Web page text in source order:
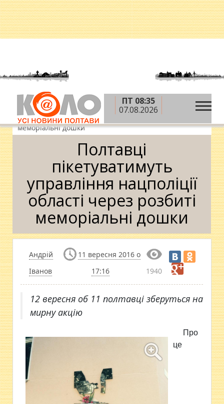
ПТ 08:35
07.08.2026
Головна » Новини »
Полтавці пікетуватимуть
управління нацполіції області через розбиті
меморіальні дошки
Полтавці
пікетуватимуть
управління нацполіції
області через розбиті
меморіальні дошки
Андрій
Іванов
11 вересня 2016 о
17:16
1940
12 вересня об 11 полтавці зберуться на
мирну акцію
Про
це